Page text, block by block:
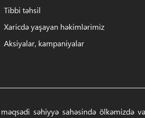
Tibbi təhsil
Xaricdə yaşayan həkimlərimiz
Aksiyalar, kampaniyalar
məqsədi səhiyyə sahəsində